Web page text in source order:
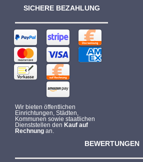
SICHERE BEZAHLUNG
Wir bieten öffentlichen
Einrichtungen, Städten,
Kommunen sowie staatlichen
Dienststellen den Kauf auf
Rechnungan.
BEWERTUNGEN